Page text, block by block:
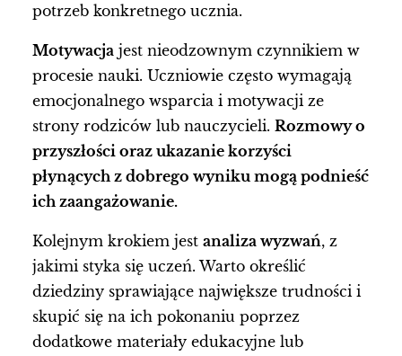
potrzeb konkretnego ucznia.
Motywacja jest nieodzownym czynnikiem w
procesie nauki. Uczniowie często wymagają
emocjonalnego wsparcia i motywacji ze
strony rodziców lub nauczycieli. Rozmowy o
przyszłości oraz ukazanie korzyści
płynących z dobrego wyniku mogą podnieść
ich zaangażowanie.
Kolejnym krokiem jest analiza wyzwań, z
jakimi styka się uczeń. Warto określić
dziedziny sprawiające największe trudności i
skupić się na ich pokonaniu poprzez
dodatkowe materiały edukacyjne lub